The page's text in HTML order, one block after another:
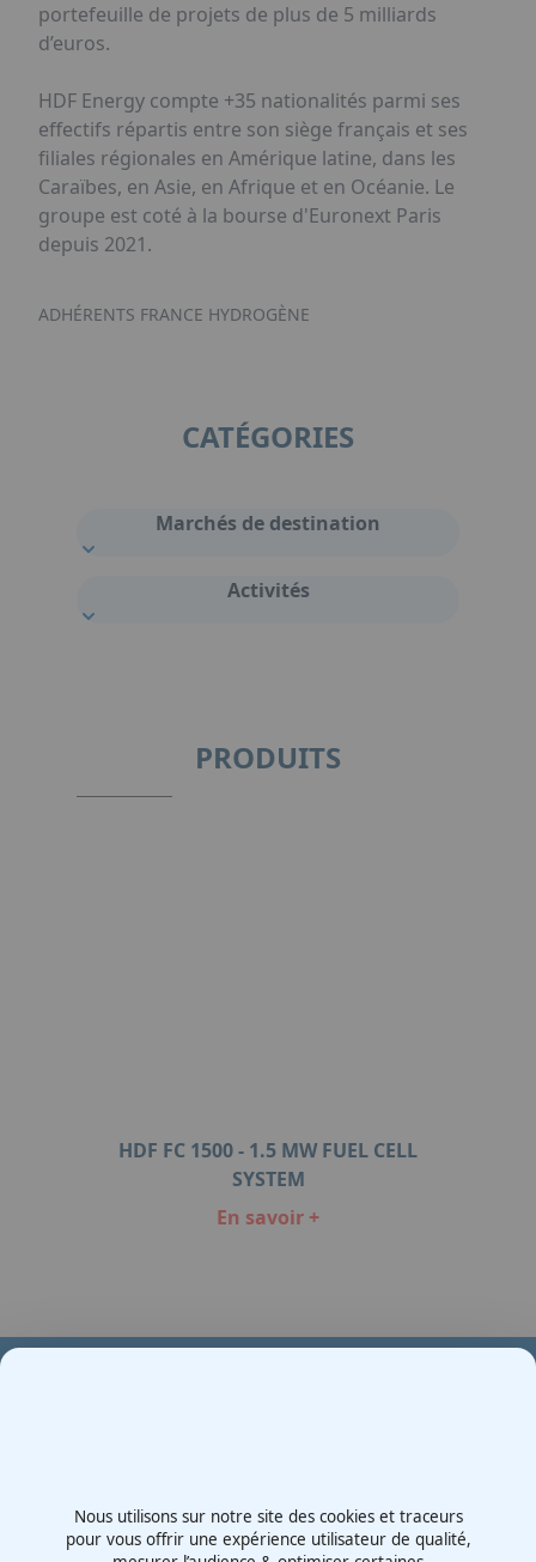
portefeuille de projets de plus de 5 milliards
d’euros.
HDF Energy compte +35 nationalités parmi ses
effectifs répartis entre son siège français et ses
filiales régionales en Amérique latine, dans les
Caraïbes, en Asie, en Afrique et en Océanie. Le
groupe est coté à la bourse d'Euronext Paris
depuis 2021.
ADHÉRENTS FRANCE HYDROGÈNE
CATÉGORIES
Marchés de destination
Activités
PRODUITS
HDF FC 1500 - 1.5 MW FUEL CELL
SYSTEM
En savoir +
of
Contactez-nous
Nous utilisons sur notre site des cookies et traceurs
pour vous offrir une expérience utilisateur de qualité,